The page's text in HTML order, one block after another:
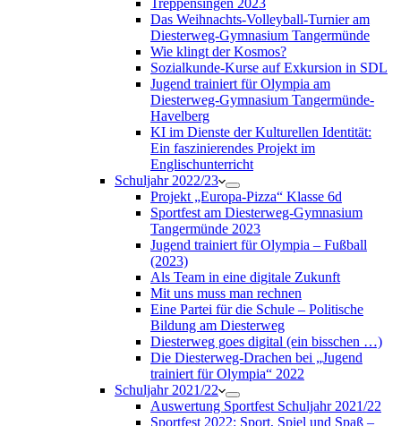
Treppensingen 2023
Das Weihnachts-Volleyball-Turnier am
Diesterweg-Gymnasium Tangermünde
Wie klingt der Kosmos?
Sozialkunde-Kurse auf Exkursion in SDL
Jugend trainiert für Olympia am
Diesterweg-Gymnasium Tangermünde-
Havelberg
KI im Dienste der Kulturellen Identität:
Ein faszinierendes Projekt im
Englischunterricht
Schuljahr 2022/23
Projekt „Europa-Pizza“ Klasse 6d
Sportfest am Diesterweg-Gymnasium
Tangermünde 2023
Jugend trainiert für Olympia – Fußball
(2023)
Als Team in eine digitale Zukunft
Mit uns muss man rechnen
Eine Partei für die Schule – Politische
Bildung am Diesterweg
Diesterweg goes digital (ein bisschen …)
Die Diesterweg-Drachen bei „Jugend
trainiert für Olympia“ 2022
Schuljahr 2021/22
Auswertung Sportfest Schuljahr 2021/22
Sportfest 2022: Sport, Spiel und Spaß –